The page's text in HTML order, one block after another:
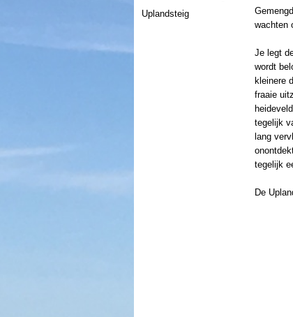
Uplandsteig
wachten
Je legt
wordt
kleinere
fraaie
tegelijk
lang
tegelijk
De